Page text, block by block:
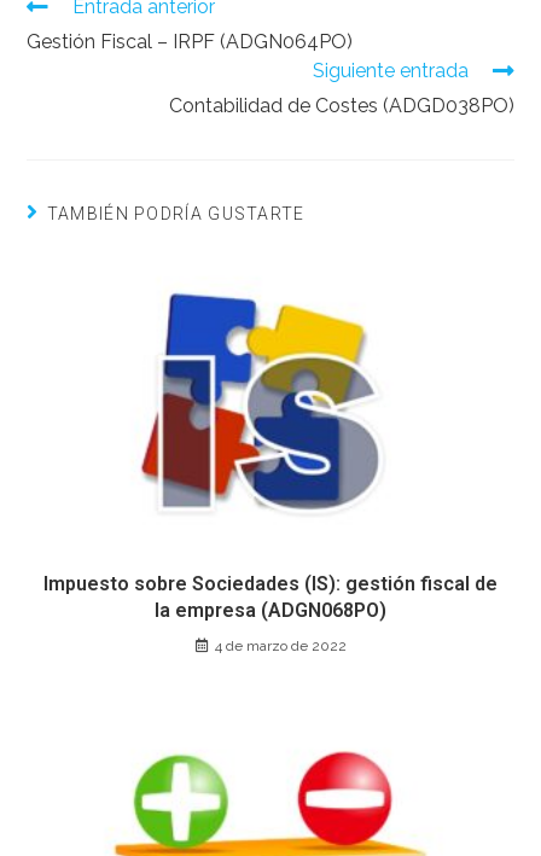
Entrada anterior
Gestión Fiscal – IRPF (ADGN064PO)
Siguiente entrada
Contabilidad de Costes (ADGD038PO)
TAMBIÉN PODRÍA GUSTARTE
Impuesto sobre Sociedades (IS): gestión fiscal de
la empresa (ADGN068PO)
4 de marzo de 2022